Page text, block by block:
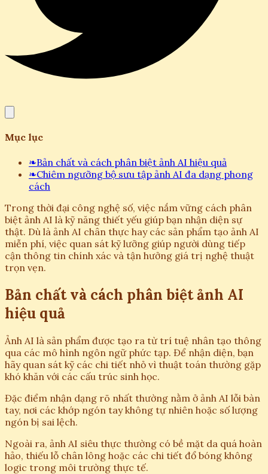
Mục lục
❧Bản chất và cách phân biệt ảnh AI hiệu quả
❧Chiêm ngưỡng bộ sưu tập ảnh AI đa dạng phong
cách
Trong thời đại công nghệ số, việc nắm vững cách phân
biệt ảnh AI là kỹ năng thiết yếu giúp bạn nhận diện sự
thật. Dù là ảnh AI chân thực hay các sản phẩm tạo ảnh AI
miễn phí, việc quan sát kỹ lưỡng giúp người dùng tiếp
cận thông tin chính xác và tận hưởng giá trị nghệ thuật
trọn vẹn.
Bản chất và cách phân biệt ảnh AI
hiệu quả
Ảnh AI là sản phẩm được tạo ra từ trí tuệ nhân tạo thông
qua các mô hình ngôn ngữ phức tạp. Để nhận diện, bạn
hãy quan sát kỹ các chi tiết nhỏ vì thuật toán thường gặp
khó khăn với các cấu trúc sinh học.
Đặc điểm nhận dạng rõ nhất thường nằm ở ảnh AI lỗi bàn
tay, nơi các khớp ngón tay không tự nhiên hoặc số lượng
ngón bị sai lệch.
Ngoài ra, ảnh AI siêu thực thường có bề mặt da quá hoàn
hảo, thiếu lỗ chân lông hoặc các chi tiết đổ bóng không
logic trong môi trường thực tế.